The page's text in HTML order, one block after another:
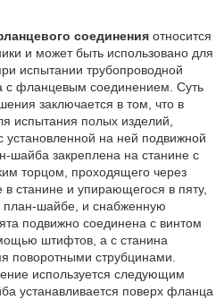
соединенияотносится
и может быть использовано для
испытании трубопроводной
с фланцевым соединением. Суть
заключается в том, что в
испытания полых изделий,
на ней подвижной
шайба закреплена на станине с
торцом, проходящего через
в станине и упирающегося в пяту,
план-шайбе, и снабженную
подвижно соединена с винтом
штифтов, а с станина
поворотными струбцинами.
используется следующим
устанавливается поверх фланца